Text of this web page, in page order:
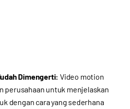
Dimengerti: Video motion
perusahaan untuk menjelaskan
dengan cara yang sederhana